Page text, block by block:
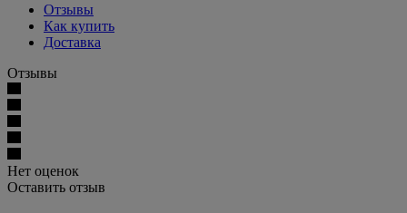
Отзывы
Как купить
Доставка
Отзывы
Нет оценок
Оставить отзыв